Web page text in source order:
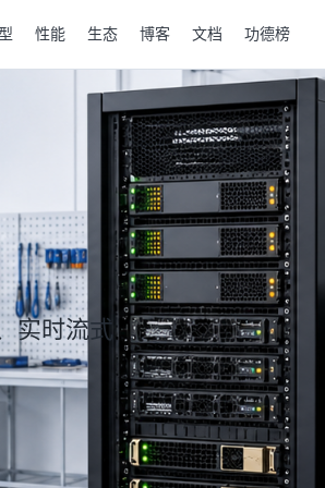
性能 生态 博客 文档 功德榜
实时流式